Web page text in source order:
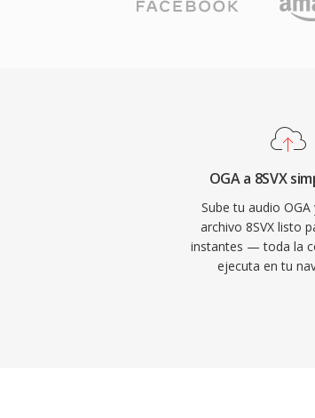
OGA a 8SVX
Sube tu audio
archivo 8SVX listo
instantes — toda la
ejecuta en tu